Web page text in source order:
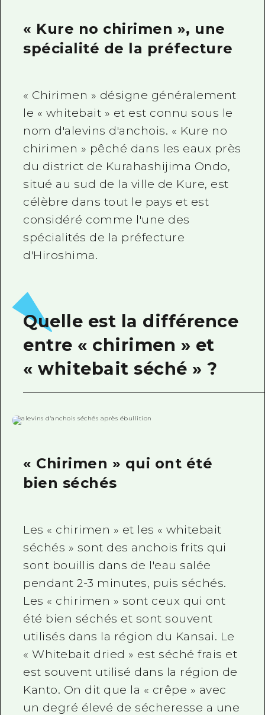
« Kure no chirimen », une
spécialité de la préfecture
« Chirimen » désigne généralement
le « whitebait » et est connu sous le
nom d'alevins d'anchois. « Kure no
chirimen » pêché dans les eaux près
du district de Kurahashijima Ondo,
situé au sud de la ville de Kure, est
célèbre dans tout le pays et est
considéré comme l'une des
spécialités de la préfecture
d'Hiroshima.
Quelle est la différence
entre « chirimen » et
« whitebait séché » ?
« Chirimen » qui ont été
bien séchés
Les « chirimen » et les « whitebait
séchés » sont des anchois frits qui
sont bouillis dans de l'eau salée
pendant 2-3 minutes, puis séchés.
Les « chirimen » sont ceux qui ont
été bien séchés et sont souvent
utilisés dans la région du Kansai. Le
« Whitebait dried » est séché frais et
est souvent utilisé dans la région de
Kanto. On dit que la « crêpe » avec
un degré élevé de sécheresse a une